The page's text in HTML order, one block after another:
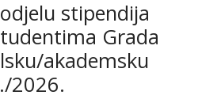
stipendija
Grada
akademsku
2026.